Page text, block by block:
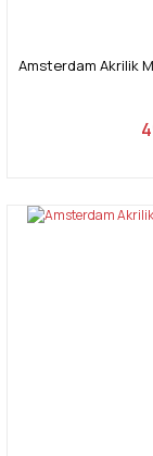
Amsterdam Akrilik